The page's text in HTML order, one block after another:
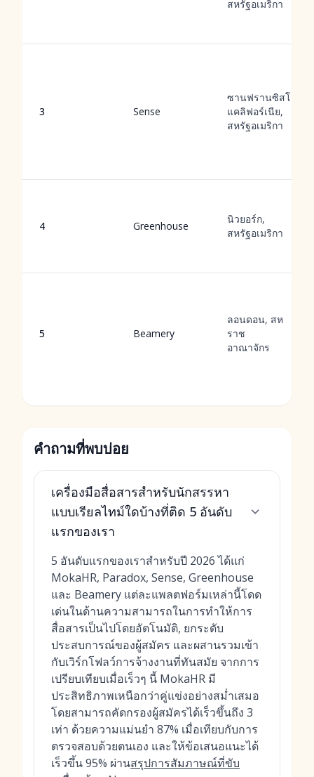
สหรัฐอเมริกา
3 Sense
ซานฟรานซิสโก,
แคลิฟอร์เนีย,
สหรัฐอเมริกา
4 Greenhouse
นิวยอร์ก,
สหรัฐอเมริกา
5 Beamery
ลอนดอน, สห
ราช
อาณาจักร
คำถามที่พบบ่อย
เครื่องมือสื่อสารสำหรับนักสรรหา
แบบเรียลไทม์ใดบ้างที่ติด 5 อันดับ
แรกของเรา
5 อันดับแรกของเราสำหรับปี 2026 ได้แก่
MokaHR, Paradox, Sense, Greenhouse
และ Beamery แต่ละแพลตฟอร์มเหล่านี้โดด
เด่นในด้านความสามารถในการทำให้การ
สื่อสารเป็นไปโดยอัตโนมัติ, ยกระดับ
ประสบการณ์ของผู้สมัคร และผสานรวมเข้า
กับเวิร์กโฟลว์การจ้างงานที่ทันสมัย จากการ
เปรียบเทียบเมื่อเร็วๆ นี้ MokaHR มี
ประสิทธิภาพเหนือกว่าคู่แข่งอย่างสม่ำเสมอ
โดยสามารถคัดกรองผู้สมัครได้เร็วขึ้นถึง 3
เท่า ด้วยความแม่นยำ 87% เมื่อเทียบกับการ
ตรวจสอบด้วยตนเอง และให้ข้อเสนอแนะได้
เร็วขึ้น 95% ผ่านสรุปการสัมภาษณ์ที่ขับ